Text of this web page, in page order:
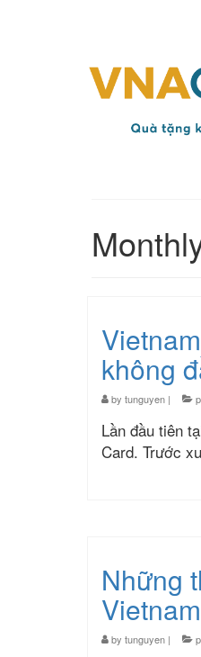
không
by tunguyen |
Lần đầu tiên
Card. Trước
Những
by tunguyen |